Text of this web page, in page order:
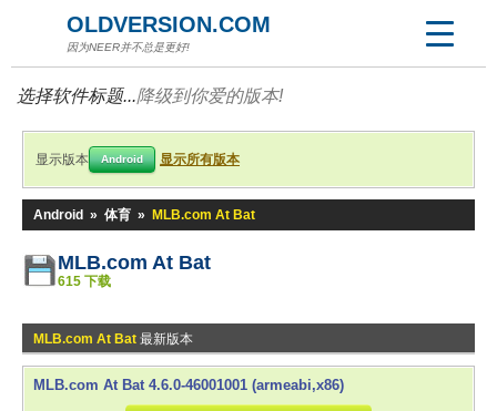
OLDVERSION.COM
因为NEER并不总是更好!
选择软件标题...降级到你爱的版本!
显示版本 Android 显示所有版本
Android » 体育 » MLB.com At Bat
MLB.com At Bat
615 下载
MLB.com At Bat 最新版本
MLB.com At Bat 4.6.0-46001001 (armeabi,x86)